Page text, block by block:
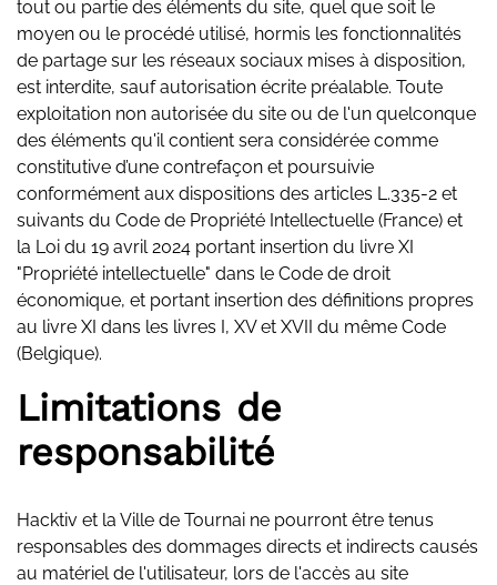
tout ou partie des éléments du site, quel que soit le
moyen ou le procédé utilisé, hormis les fonctionnalités
de partage sur les réseaux sociaux mises à disposition,
est interdite, sauf autorisation écrite préalable. Toute
exploitation non autorisée du site ou de l'un quelconque
des éléments qu'il contient sera considérée comme
constitutive d’une contrefaçon et poursuivie
conformément aux dispositions des articles L.335-2 et
suivants du Code de Propriété Intellectuelle (France) et
la Loi du 19 avril 2024 portant insertion du livre XI
"Propriété intellectuelle" dans le Code de droit
économique, et portant insertion des définitions propres
au livre XI dans les livres I, XV et XVII du même Code
(Belgique).
Limitations de
responsabilité
Hacktiv et la Ville de Tournai ne pourront être tenus
responsables des dommages directs et indirects causés
au matériel de l'utilisateur, lors de l'accès au site